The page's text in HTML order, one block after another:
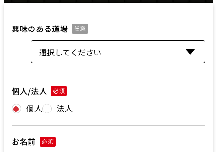
興味のある道場 任意
個人/法人 必須
個人 法人
お名前 必須